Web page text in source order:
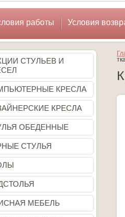
работы Условия
СТУЛЬЕВ И
КРЕСЛА
КРЕСЛА
ОБЕДЕННЫЕ
СТУЛЬЯ
МЕБЕЛЬ